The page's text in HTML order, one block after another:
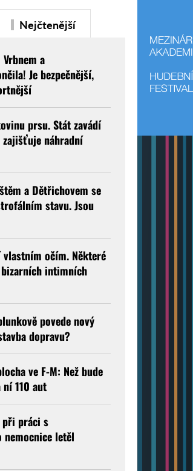
Nejčtenější
a
Je bezpečnější,
prsu. Stát zavádí
náhradní
a Dětřichovem se
stavu. Jsou
očím. Některé
intimních
povede nový
dopravu?
ve F-M: Než bude
110 aut
při práci s
nemocnice letěl